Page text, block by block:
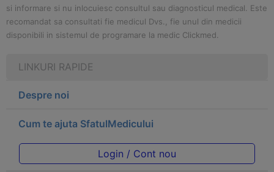
si informare si nu inlocuiesc consultul sau diagnosticul medical. Este
recomandat sa consultati fie medicul Dvs., fie unul din medicii
disponibili in sistemul de programare la medic Clickmed.
LINKURI RAPIDE
Despre noi
Cum te ajuta SfatulMedicului
Login / Cont nou